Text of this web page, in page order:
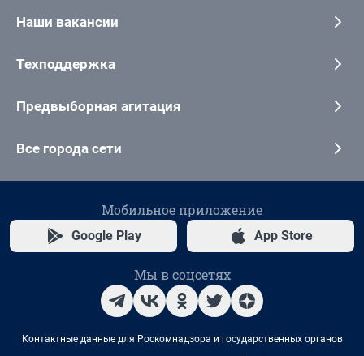
Наши вакансии
Техподдержка
Предвыборная агитация
Все города сети
Мобильное приложение
Google Play App Store
Мы в соцсетях
Контактные данные для Роскомнадзора и государственных органов